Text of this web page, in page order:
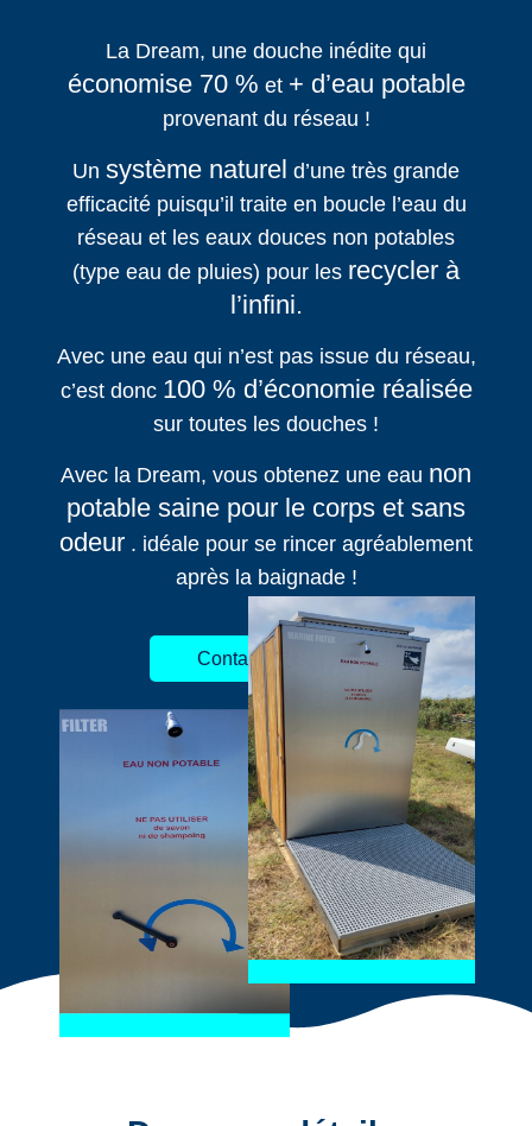
La Dream, une douche inédite qui
économise 70 % et + d’eau potable
provenant du réseau !
Un système naturel d’une très grande
efficacité puisqu’il traite en boucle l’eau du
réseau et les eaux douces non potables
(type eau de pluies) pour les recycler à
l’infini.
Avec une eau qui n’est pas issue du réseau,
c’est donc 100 % d’économie réalisée
sur toutes les douches !
Avec la Dream, vous obtenez une eau non
potable saine pour le corps et sans
odeur . idéale pour se rincer agréablement
après la baignade !
Contacter Nous